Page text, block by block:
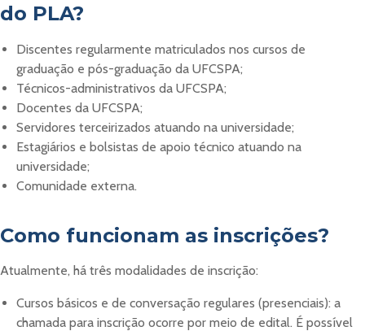
do PLA?
Discentes regularmente matriculados nos cursos de
graduação e pós-graduação da UFCSPA;
Técnicos-administrativos da UFCSPA;
Docentes da UFCSPA;
Servidores terceirizados atuando na universidade;
Estagiários e bolsistas de apoio técnico atuando na
universidade;
Comunidade externa.
Como funcionam as inscrições?
Atualmente, há três modalidades de inscrição:
Cursos básicos e de conversação regulares (presenciais): a
chamada para inscrição ocorre por meio de edital. É possível